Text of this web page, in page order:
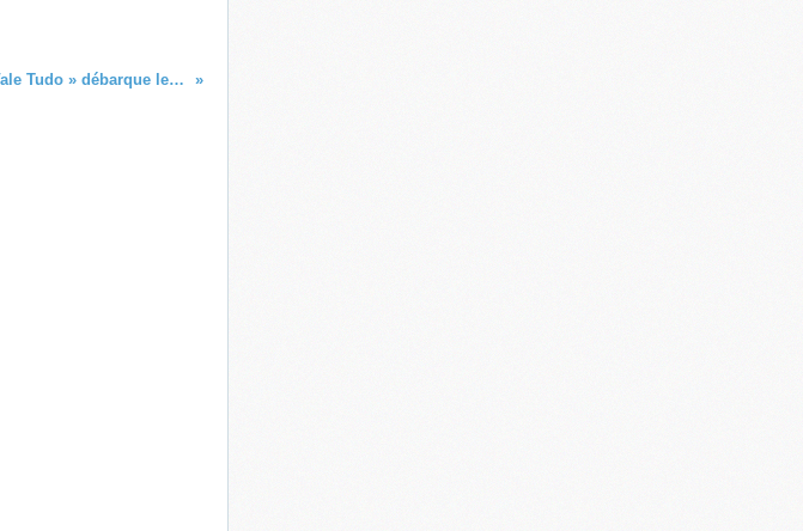
La télénovela brésilienne « Vale Tudo » débarque le mois prochain sur Novelas TV !